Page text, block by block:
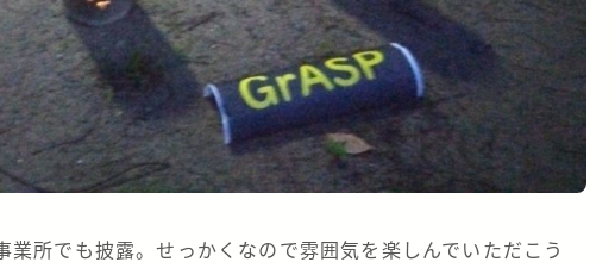
業所でも披露。せっかくなので雰囲気を楽しんでいただこう